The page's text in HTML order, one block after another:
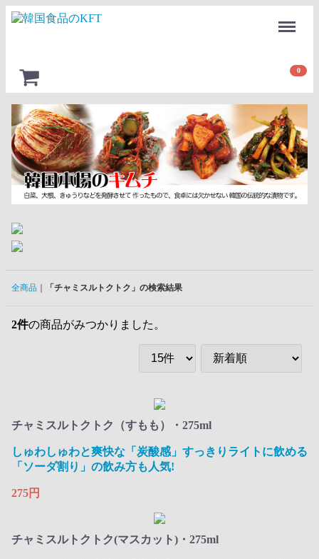
0
全商品 「チャミスルトクトク」の検索結果
2件の商品がみつかりました。
チャミスルトクトク（すもも）・275ml
しゅわしゅわと爽快な「炭酸感」すっきりライトに飲める
「ソーダ割り」の飲み方も人気!
275円
チャミスルトクトク(マスカット)・275ml